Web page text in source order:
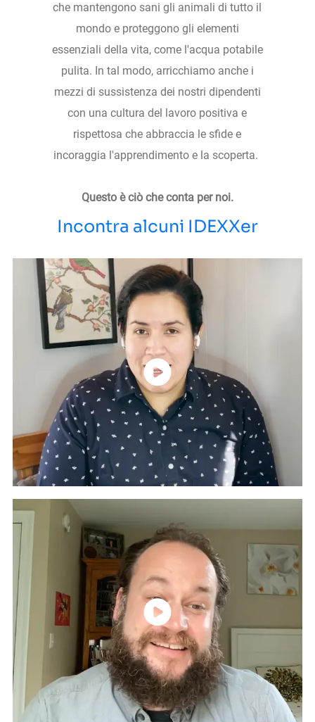
che mantengono sani gli animali di tutto il
mondo e proteggono gli elementi
essenziali della vita, come l'acqua potabile
pulita. In tal modo, arricchiamo anche i
mezzi di sussistenza dei nostri dipendenti
con una cultura del lavoro positiva e
rispettosa che abbraccia le sfide e
incoraggia l'apprendimento e la scoperta.
Questo è ciò che conta per noi.
Incontra alcuni IDEXXer